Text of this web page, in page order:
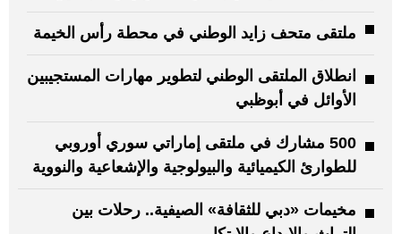
ملتقى متحف زايد الوطني في محطة رأس الخيمة
انطلاق الملتقى الوطني لتطوير مهارات المستجيبين
الأوائل في أبوظبي
500 مشارك في ملتقى إماراتي سوري أوروبي
للطوارئ الكيميائية والبيولوجية والإشعاعية والنووية
مخيمات «دبي للثقافة» الصيفية.. رحلات بين